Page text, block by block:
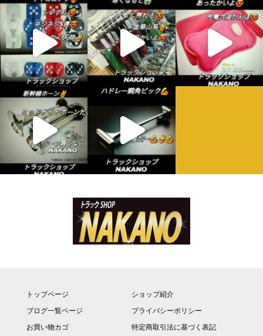
トップページ
ブログ一覧ページ
お買い物カゴ
ショップ紹介
プライバシーポリシー
特定商取引法に基づく表記